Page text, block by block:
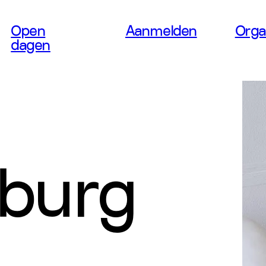
Open
dagen
Aanmelden